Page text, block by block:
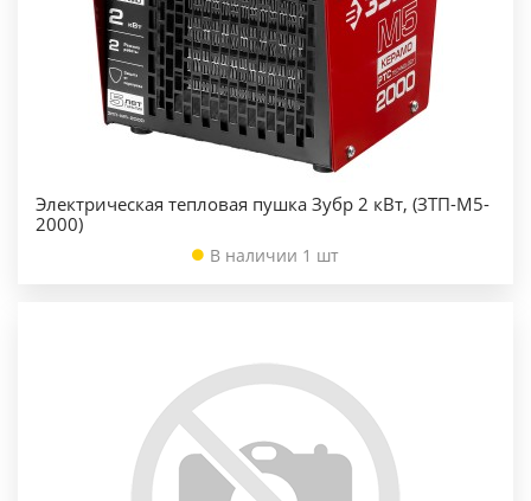
Электрическая тепловая пушка Зубр 2 кВт, (ЗТП-М5-
2000)
В наличии 1 шт